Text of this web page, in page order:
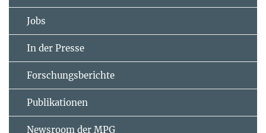
Jobs
In der Presse
Forschungsberichte
Publikationen
Newsroom der MPG